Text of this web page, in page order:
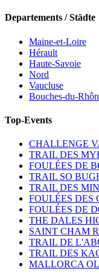
Departements /Städte
Maine-et-Loire
Hérault
Haute-Savoie
Nord
Vaucluse
Bouches-du-
Top-Events
CHALLENGE
TRAIL DES
FOULÉES DE
TRAIL SO
TRAIL DES
FOULÉES DES
FOULÉES DE
THE DALES
SAINT CHAM
TRAIL DE
TRAIL DES
MALLORCA